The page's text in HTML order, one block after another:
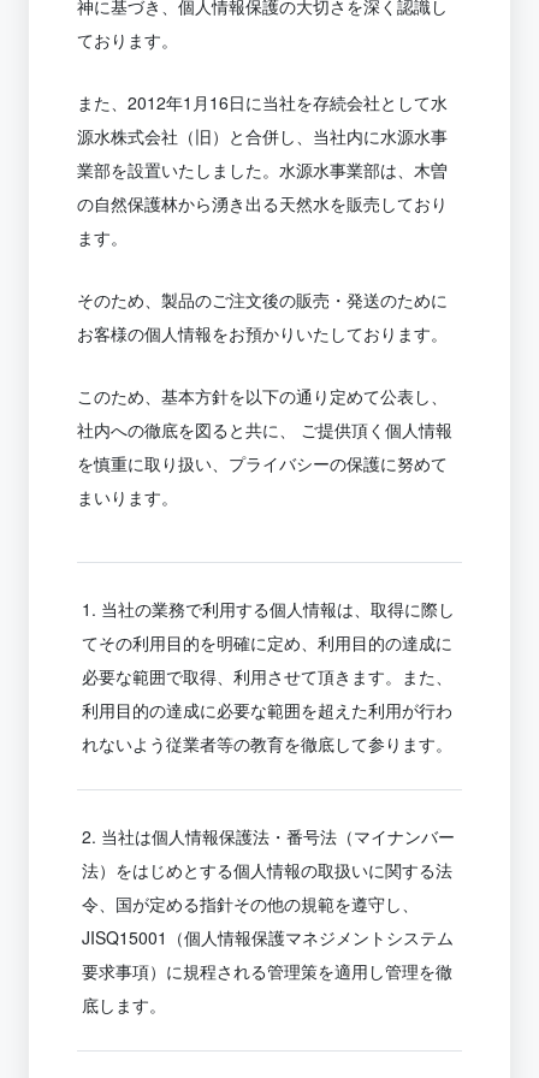
神に基づき、個人情報保護の大切さを深く認識し
ております。
また、2012年1月16日に当社を存続会社として水
源水株式会社（旧）と合併し、当社内に水源水事
業部を設置いたしました。水源水事業部は、木曽
の自然保護林から湧き出る天然水を販売しており
ます。
そのため、製品のご注文後の販売・発送のために
お客様の個人情報をお預かりいたしております。
このため、基本方針を以下の通り定めて公表し、
社内への徹底を図ると共に、 ご提供頂く個人情報
を慎重に取り扱い、プライバシーの保護に努めて
まいります。
当社の業務で利用する個人情報は、取得に際し
てその利用目的を明確に定め、利用目的の達成に
必要な範囲で取得、利用させて頂きます。また、
利用目的の達成に必要な範囲を超えた利用が行わ
れないよう従業者等の教育を徹底して参ります。
当社は個人情報保護法・番号法（マイナンバー
法）をはじめとする個人情報の取扱いに関する法
令、国が定める指針その他の規範を遵守し、
JISQ15001（個人情報保護マネジメントシステム
要求事項）に規程される管理策を適用し管理を徹
底します。